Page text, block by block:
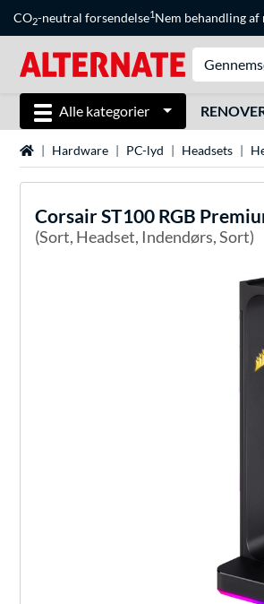
CO2-neutral forsendelse1Nem behandling
Alle kategorier
StartsideHardware PC-lyd Headsets
CorsairST100 RGB
(Sort, Headset, Indendørs, Sort)